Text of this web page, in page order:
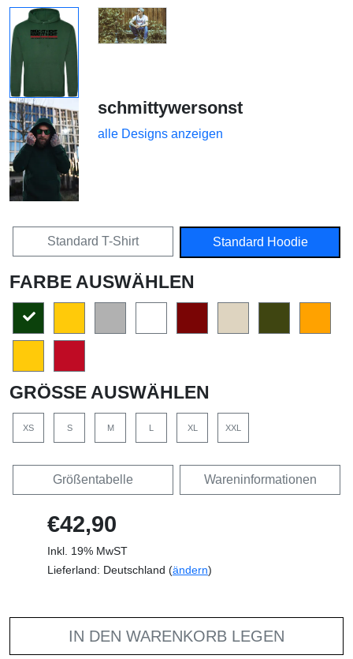
schmittywersonst
alle Designs anzeigen
Standard T-Shirt Standard Hoodie
FARBE AUSWÄHLEN
GRÖSSE AUSWÄHLEN
XS S M XL XXL
Größentabelle Wareninformationen
€42,90
Inkl. 19% MwST
Lieferland: Deutschland (ändern)
IN DEN WARENKORB LEGEN